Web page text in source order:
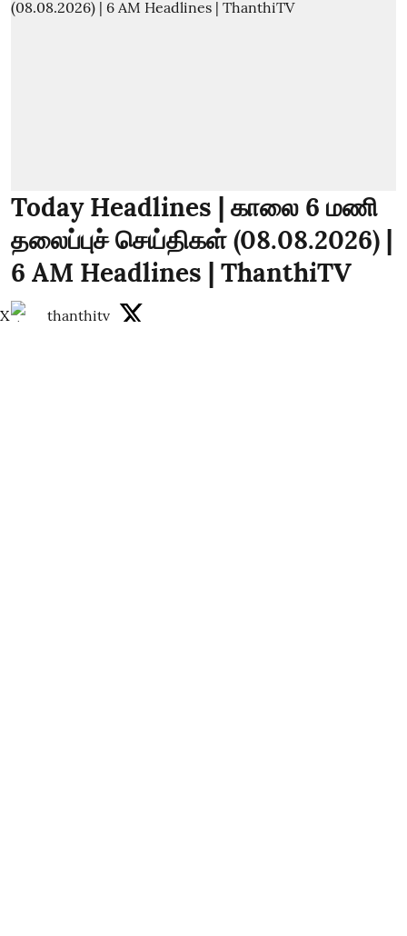
Today Headlines | காலை 6 மணி
தலைப்புச் செய்திகள் (08.08.2026) |
6 AM Headlines | ThanthiTV
thanthitv
X